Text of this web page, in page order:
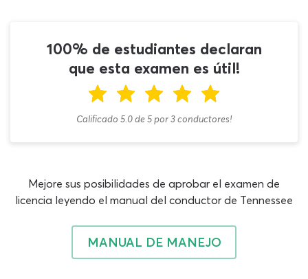
100% de estudiantes declaran
que esta examen es útil!
Calificado 5.0de5 por3conductores!
Mejore sus posibilidades de aprobar el examen de
licencia leyendo el manual del conductor de Tennessee
MANUAL DE MANEJO
poner en funcionamiento todo lo aprendido y trabajarás
con contenidos actualizados con el formato adecuado
en todo momento, así que darás un paso firme rumbo al
objetivo. Y lo mejor de todo es que nuestro examen de
combinaciones Clase A es una herramienta GRATIS, sin
registro y sin descarga!
antibloqueo, acoplamiento y desacoplamiento e
inspección de combinaciones son algunos capítulos
relevantes para las preguntas del examen de
combinación de CDL, sabiendo que todo lo que debes
estudiar para el examen de CDL en español en TN 2026